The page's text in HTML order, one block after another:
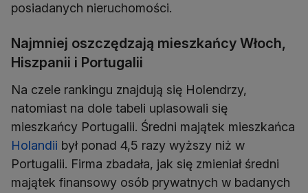
posiadanych nieruchomości.
Najmniej oszczędzają mieszkańcy Włoch,
Hiszpanii i Portugalii
Na czele rankingu znajdują się Holendrzy,
natomiast na dole tabeli uplasowali się
mieszkańcy Portugalii. Średni majątek mieszkańca
Holandii był ponad 4,5 razy wyższy niż w
Portugalii. Firma zbadała, jak się zmieniał średni
majątek finansowy osób prywatnych w badanych